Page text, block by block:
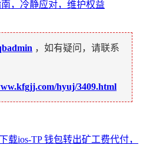
，冷静应对，维护权益
，如有疑问，请联系
hyuj/3409.html
载ios-TP 钱包转出矿工费代付，